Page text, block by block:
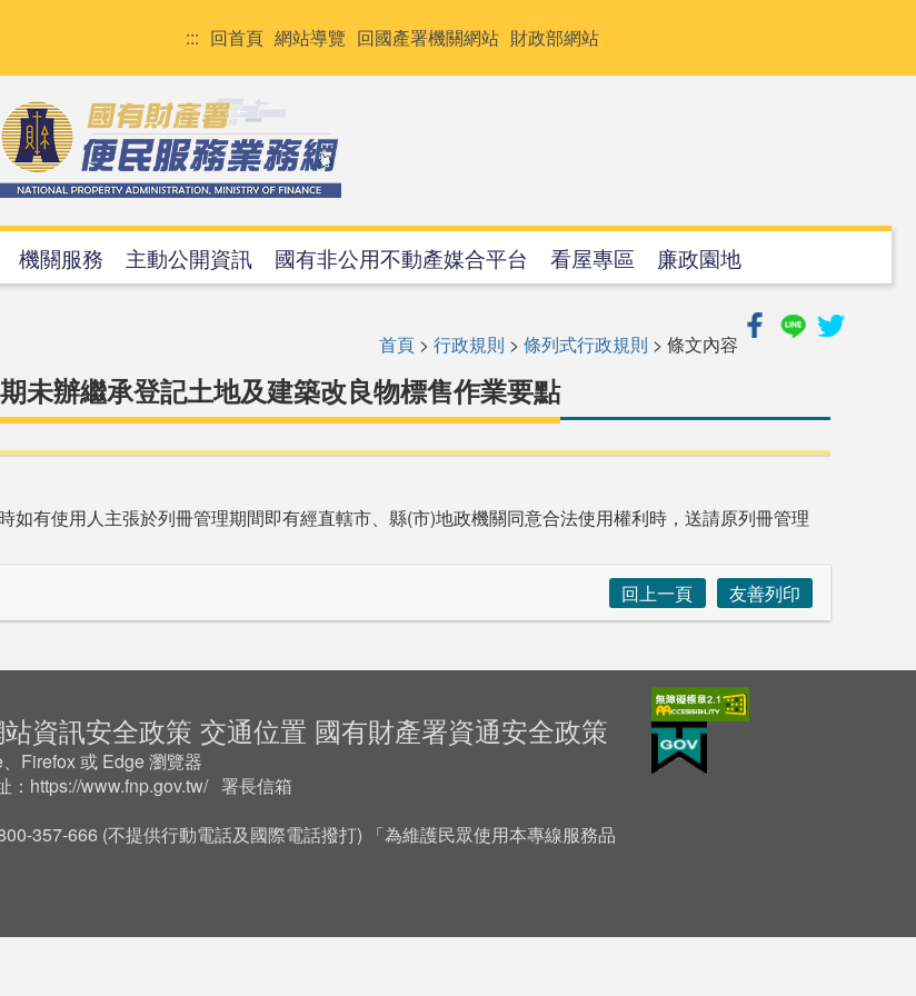
::: 回首頁 網站導覽 回國產署機關網站 財政部網站
機關服務 主動公開資訊 國有非公用不動產媒合平台 看屋專區 廉政園地
首頁 > 行政規則 > 條列式行政規則 > 條文內容
未辦繼承登記土地及建築改良物標售作業要點
有使用人主張於列冊管理期間即有經直轄市、縣(市)地政機關同意合法使用權利時，送請原列冊管理
回上一頁
友善列印
資訊安全政策 交通位置 國有財產署資通安全政策
Firefox 或 Edge 瀏覽器
https://www.fnp.gov.tw/ 署長信箱
357-666 (不提供行動電話及國際電話撥打) 「為維護民眾使用本專線服務品